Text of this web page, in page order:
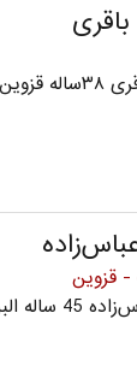
قزوین
خرمدشت